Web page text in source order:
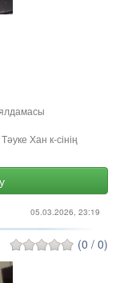
Хан к-сінің
05.03.2026, 23:19
(0 / 0)